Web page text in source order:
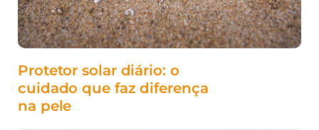
Protetor solar diário: o
cuidado que faz diferença
na pele